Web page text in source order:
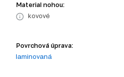
Material nohou:
kovové
Povrchová úprava:
laminovaná